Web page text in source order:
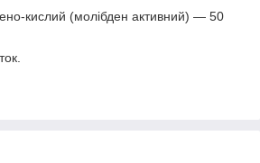
кислий (молібден активний) — 50